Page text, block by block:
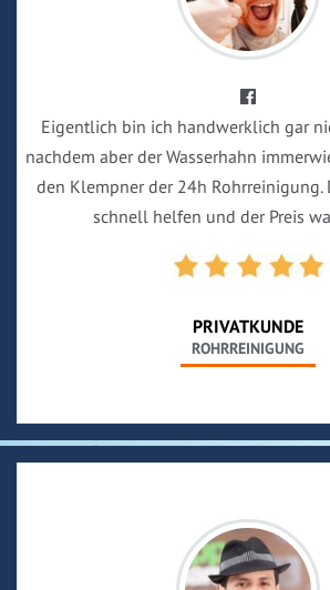
Eigentlich bin ich handwerklich gar
nachdem aber der Wasserhahn
den Klempner der 24h Rohrreinigung.
schnell helfen und der Preis
PRIVATKUNDE
ROHRREINIGUNG